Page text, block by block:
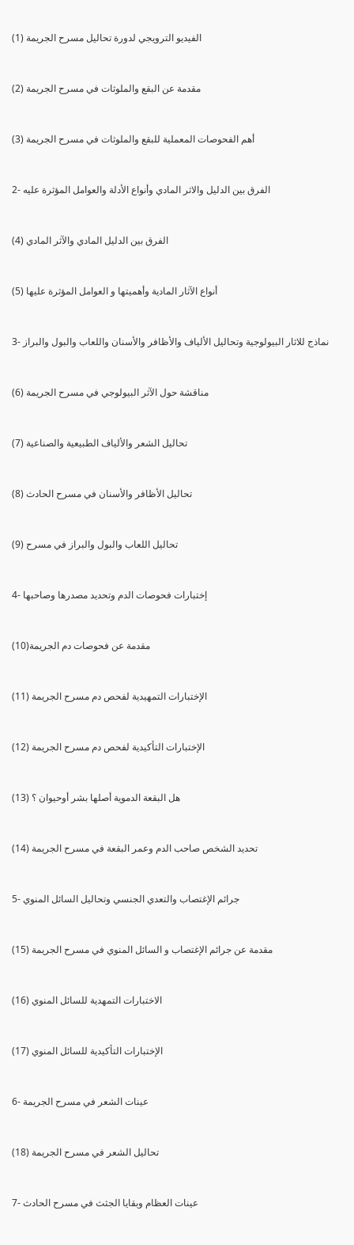
(1) الفيديو الترويجي لدورة تحاليل مسرح الجريمة
(2) مقدمة عن البقع والملوثات في مسرح الجريمة
(3) أهم الفحوصات المعملية للبقع والملوثات في مسرح الجريمة
2- الفرق بين الدليل والاثر المادي وأنواع الأدلة والعوامل المؤثرة عليه
(4) الفرق بين الدليل المادي والآثر المادي
(5) أنواع الآثار المادية وأهميتها و العوامل المؤثرة عليها
3- نماذج للاثار البيولوجية وتحاليل الألياف والأظافر والأسنان واللعاب والبول والبراز
(6) مناقشة حول الآثر البيولوجي في مسرح الجريمة
(7) تحاليل الشعر والألياف الطبيعية والصناعية
(8) تحاليل الأظافر والأسنان في مسرح الحادث
(9) تحاليل اللعاب والبول والبراز في مسرح
4- إختبارات فحوصات الدم وتحديد مصدرها وصاحبها
(10)مقدمة عن فحوصات دم الجريمة
(11) الإختبارات التمهيدية لفحص دم مسرح الجريمة
(12) الإختبارات التأكيدية لفحص دم مسرح الجريمة
(13) هل البقعة الدموية أصلها بشر أوحيوان ؟
(14) تحديد الشخص صاحب الدم وعمر البقعة في مسرح الجريمة
5- جرائم الإغتصاب والتعدي الجنسي وتحاليل السائل المنوي
(15) مقدمة عن جرائم الإغتصاب و السائل المنوي في مسرح الجريمة
(16) الاختبارات التمهدية للسائل المنوي
(17) الإختبارات التأكيدية للسائل المنوي
6- عينات الشعر في مسرح الجريمة
(18) تحاليل الشعر في مسرح الجريمة
7- عينات العظام وبقايا الجثث في مسرح الحادث